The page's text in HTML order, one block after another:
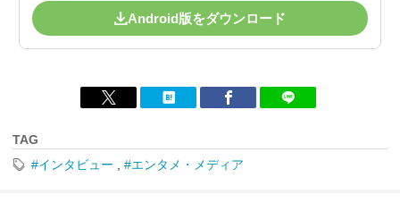
Android版をダウンロード
TAG
#インタビュー
#エンタメ・メディア